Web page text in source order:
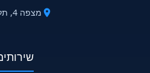
מצפה 4, תל אביב